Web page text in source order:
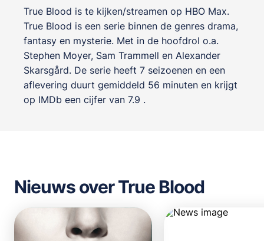
True Blood is te kijken/streamen op HBO Max.
True Blood is een serie binnen de genres drama,
fantasy en mysterie. Met in de hoofdrol o.a.
Stephen Moyer, Sam Trammell en Alexander
Skarsgård. De serie heeft 7 seizoenen en een
aflevering duurt gemiddeld 56 minuten en krijgt
op IMDb een cijfer van 7.9 .
Nieuws over True Blood